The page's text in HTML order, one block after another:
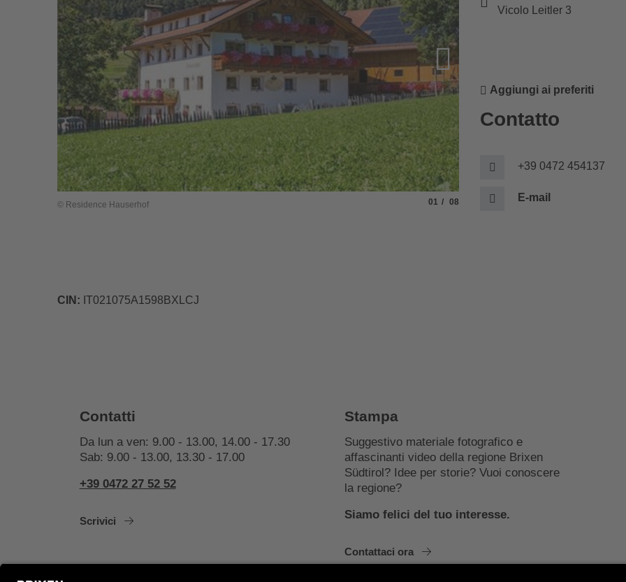
© Residence Hauserhof Slide
01 di
08
Vicolo Leitler 3
Aggiungi ai preferiti
Contatto
+39 0472 454137
E-mail
CIN: IT021075A1598BXLCJ
Contatti
Da lun a ven: 9.00 - 13.00, 14.00 - 17.30
Sab: 9.00 - 13.00, 13.30 - 17.00
+39 0472 27 52 52
Scrivici
Stampa
Suggestivo materiale fotografico e
affascinanti video della regione Brixen
Südtirol? Idee per storie? Vuoi conoscere
la regione?
Siamo felici del tuo interesse.
Contattaci ora